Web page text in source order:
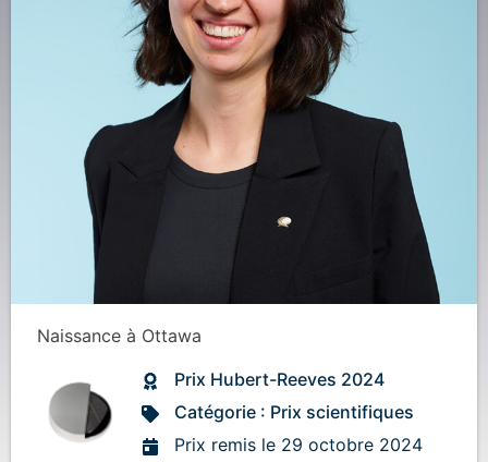
Naissance à Ottawa
Prix Hubert-Reeves 2024
Catégorie : Prix scientifiques
Prix remis le 29 octobre 2024